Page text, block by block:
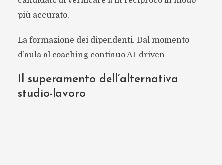
più accurato.
La formazione dei dipendenti. Dal momento
d’aula al coaching continuo AI-driven
Il superamento dell’alternativa
studio-lavoro